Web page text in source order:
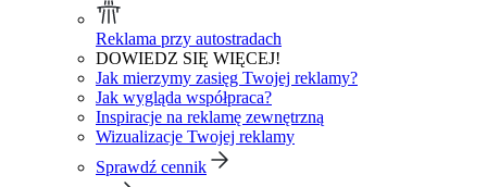
Reklama przy autostradach
DOWIEDZ SIĘ WIĘCEJ!
Jak mierzymy zasięg Twojej reklamy?
Jak wygląda współpraca?
Inspiracje na reklamę zewnętrzną
Wizualizacje Twojej reklamy
Sprawdź cennik